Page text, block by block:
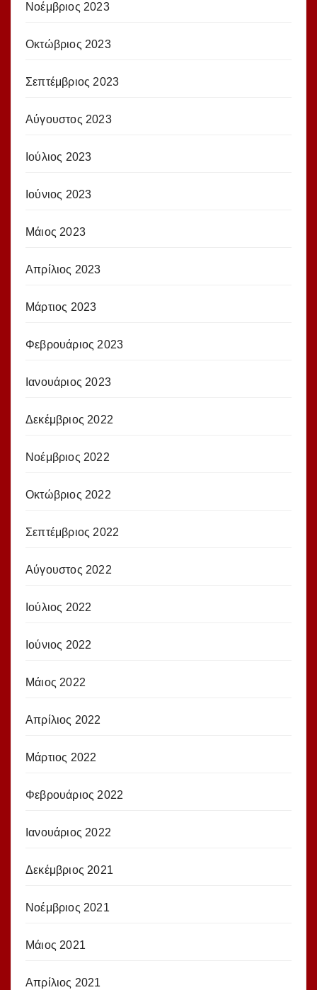
Νοέμβριος 2023
Οκτώβριος 2023
Σεπτέμβριος 2023
Αύγουστος 2023
Ιούλιος 2023
Ιούνιος 2023
Μάιος 2023
Απρίλιος 2023
Μάρτιος 2023
Φεβρουάριος 2023
Ιανουάριος 2023
Δεκέμβριος 2022
Νοέμβριος 2022
Οκτώβριος 2022
Σεπτέμβριος 2022
Αύγουστος 2022
Ιούλιος 2022
Ιούνιος 2022
Μάιος 2022
Απρίλιος 2022
Μάρτιος 2022
Φεβρουάριος 2022
Ιανουάριος 2022
Δεκέμβριος 2021
Νοέμβριος 2021
Μάιος 2021
Απρίλιος 2021